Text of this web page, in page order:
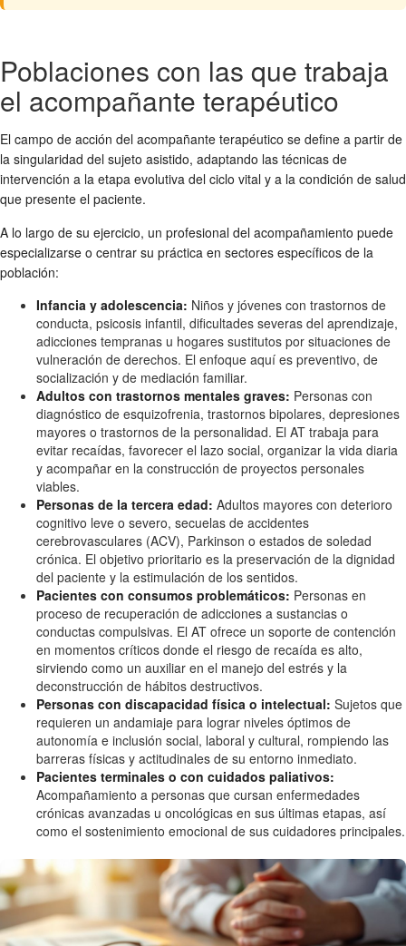
Poblaciones con las que trabaja
el acompañante terapéutico
El campo de acción del acompañante terapéutico se define a partir de
la singularidad del sujeto asistido, adaptando las técnicas de
intervención a la etapa evolutiva del ciclo vital y a la condición de salud
que presente el paciente.
A lo largo de su ejercicio, un profesional del acompañamiento puede
especializarse o centrar su práctica en sectores específicos de la
población:
Infancia y adolescencia: Niños y jóvenes con trastornos de
conducta, psicosis infantil, dificultades severas del aprendizaje,
adicciones tempranas u hogares sustitutos por situaciones de
vulneración de derechos. El enfoque aquí es preventivo, de
socialización y de mediación familiar.
Adultos con trastornos mentales graves: Personas con
diagnóstico de esquizofrenia, trastornos bipolares, depresiones
mayores o trastornos de la personalidad. El AT trabaja para
evitar recaídas, favorecer el lazo social, organizar la vida diaria
y acompañar en la construcción de proyectos personales
viables.
Personas de la tercera edad: Adultos mayores con deterioro
cognitivo leve o severo, secuelas de accidentes
cerebrovasculares (ACV), Parkinson o estados de soledad
crónica. El objetivo prioritario es la preservación de la dignidad
del paciente y la estimulación de los sentidos.
Pacientes con consumos problemáticos: Personas en
proceso de recuperación de adicciones a sustancias o
conductas compulsivas. El AT ofrece un soporte de contención
en momentos críticos donde el riesgo de recaída es alto,
sirviendo como un auxiliar en el manejo del estrés y la
deconstrucción de hábitos destructivos.
Personas con discapacidad física o intelectual: Sujetos que
requieren un andamiaje para lograr niveles óptimos de
autonomía e inclusión social, laboral y cultural, rompiendo las
barreras físicas y actitudinales de su entorno inmediato.
Pacientes terminales o con cuidados paliativos:
Acompañamiento a personas que cursan enfermedades
crónicas avanzadas u oncológicas en sus últimas etapas, así
como el sostenimiento emocional de sus cuidadores principales.